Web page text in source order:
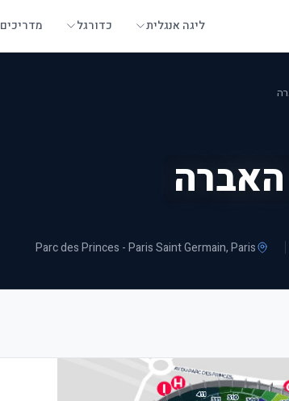
ליגה אנגלית כדורגל מדריכים
האברה
Parc des Princes - Paris Saint Germain, Paris